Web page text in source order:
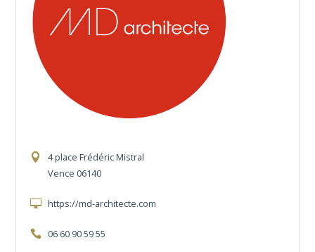
4 place Frédéric Mistral
Vence 06140
https://md-architecte.com
06 60 90 59 55